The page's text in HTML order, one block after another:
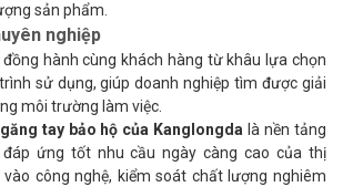
sản phẩm.
nghiệp
hành cùng khách hàng từ khâu lựa chọn
sử dụng, giúp doanh nghiệp tìm được giải
môi trường làm việc.
tay bảo hộ của Kanglongda là nền tảng
đáp ứng tốt nhu cầu ngày càng cao của thị
công nghệ, kiểm soát chất lượng nghiêm